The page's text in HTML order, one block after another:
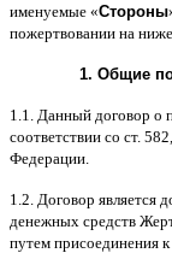
именуемые «Стороны
пожертвовании на
1. Общие
1.1. Данный договор о
соответствии со ст. 582,
Федерации
1.2. Договор является
денежных средств
путем присоединения